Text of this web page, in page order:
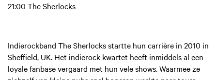
21:00 The Sherlocks
Indierockband The Sherlocks startte hun carrière in 2010 in
Sheffield, UK. Het indierock kwartet heeft inmiddels al een
loyale fanbase vergaard met hun vele shows. Waarmee ze